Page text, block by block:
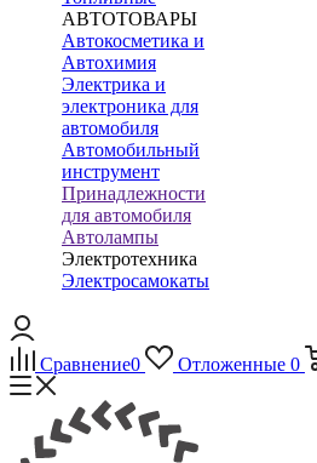
АВТОТОВАРЫ
Автокосметика и
Автохимия
Электрика и
электроника для
автомобиля
Автомобильный
инструмент
Принадлежности
для автомобиля
Автолампы
Электротехника
Электросамокаты
Сравнение0 Отложенные 0